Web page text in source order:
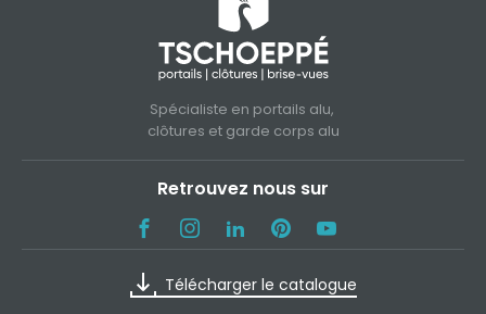
Spécialiste en portails alu,
clôtures et garde corps alu
Retrouvez nous sur
Télécharger le catalogue